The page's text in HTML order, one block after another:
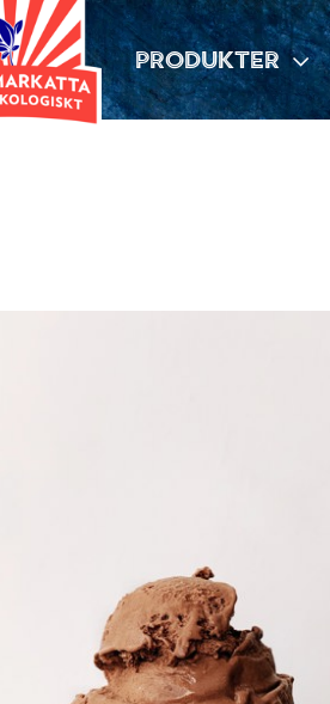
PRODUKTER